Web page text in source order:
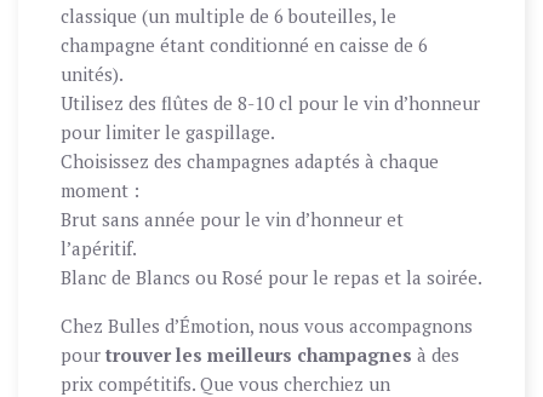
classique (un multiple de 6 bouteilles, le
champagne étant conditionné en caisse de 6
unités).
Utilisez des flûtes de 8-10 cl pour le vin d’honneur
pour limiter le gaspillage.
Choisissez des champagnes adaptés à chaque
moment :
Brut sans année pour le vin d’honneur et
l’apéritif.
Blanc de Blancs ou Rosé pour le repas et la soirée.
Chez Bulles d’Émotion, nous vous accompagnons
pour trouver les meilleurs champagnes à des
prix compétitifs. Que vous cherchiez un